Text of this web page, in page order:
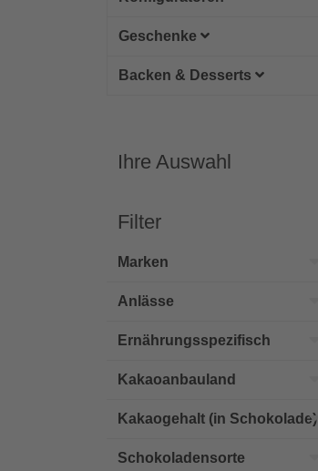
Geschenke
Backen & Desserts
Ihre Auswahl
Filter
Marken
Anlässe
Ernährungsspezifisch
Kakaoanbauland
Kakaogehalt (in Schokolade)
Schokoladensorte